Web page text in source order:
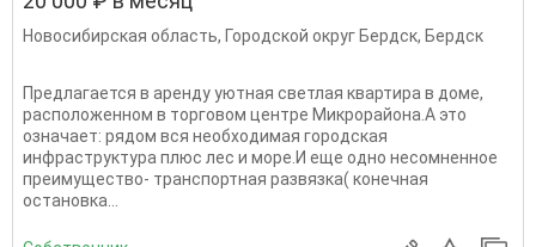
Новосибирская область, Городской округ Бердск, Бердск
Предлагается в аренду уютная светлая квартира в доме,
расположенном в торговом центре Микрорайона.А это
означает: рядом вся необходимая городская
инфраструктура плюс лес и море.И еще одно несомненное
преимущество- транспортная развязка( конечная
остановка...